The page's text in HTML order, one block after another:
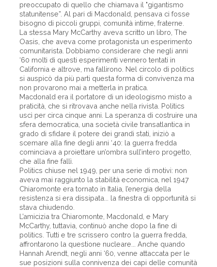
preoccupato di quello che chiamava il "gigantismo
statunitense”. Al pari di Macdonald, pensava ci fosse
bisogno di piccoli gruppi, comunità intime, fraterne.
La stessa Mary McCarthy aveva scritto un libro, The
Oasis, che aveva come protagonista un esperimento
comunitarista. Dobbiamo considerare che negli anni
‘60 molti di questi esperimenti vennero tentati in
California e altrove, ma fallirono. Nel circolo di politics
si auspicò da più parti questa forma di convivenza ma
non provarono mai a metterla in pratica.
Macdonald era il portatore di un ideologismo misto a
praticità, che si ritrovava anche nella rivista. Politics
uscì per circa cinque anni. La speranza di costruire una
sfera democratica, una società civile transatlantica in
grado di sfidare il potere dei grandi stati, iniziò a
scemare alla fine degli anni ‘40: la guerra fredda
cominciava a proiettare un’ombra sull’intero progetto,
che alla fine fallì.
Politics chiuse nel 1949, per una serie di motivi: non
aveva mai raggiunto la stabilità economica, nel 1947
Chiaromonte era tornato in Italia, l’energia della
resistenza si era dissipata... la finestra di opportunità si
stava chiudendo.
L’amicizia tra Chiaromonte, Macdonald, e Mary
McCarthy, tuttavia, continuò anche dopo la fine di
politics. Tutti e tre scrissero contro la guerra fredda,
affrontarono la questione nucleare... Anche quando
Hannah Arendt, negli anni ‘60, venne attaccata per le
sue posizioni sulla connivenza dei capi delle comunità